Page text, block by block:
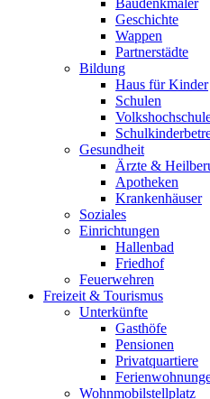
Baudenkmäler
Geschichte
Wappen
Partnerstädte
Bildung
Haus für Kinder
Schulen
Gesundheit
Ärzte &
Apotheken
Krankenhäuser
Soziales
Einrichtungen
Hallenbad
Friedhof
Feuerwehren
Freizeit & Tourismus
Unterkünfte
Gasthöfe
Pensionen
Privatquartiere
Wohnmobilstellplatz